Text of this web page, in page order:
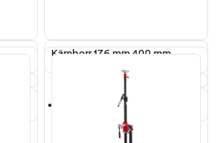
Kärnborr 176 mm 400 mm
Bosch GDB 180 WE